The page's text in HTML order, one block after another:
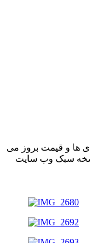
ها و قیمت بروز می
سبک وب سایت